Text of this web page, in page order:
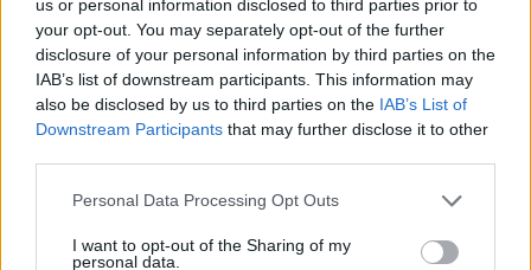
us or personal information disclosed to third parties prior to
your opt-out. You may separately opt-out of the further
disclosure of your personal information by third parties on the
IAB’s list of downstream participants. This information may
also be disclosed by us to third parties on the IAB’s List of
Downstream Participants that may further disclose it to other
Personal Data Processing Opt Outs
I want to opt-out of the Sharing of my
personal data.
τύπο ηγεσίας που εμπνέει αλλαγή αντί να
επιβάλλει απλώς συμμόρφωση.
Στην πράξη, ο ηγέτης που διαβάζει σωστά τη
την εκφράσει, ποιος χρειάζεται αναγνώριση αντί
για πίεση— παίρνει πιο εύστοχες αποφάσεις και